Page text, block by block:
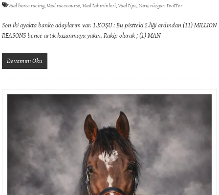
Vaal horse racing,Vaal racecourse,Vaal tahminleri,Vaal tips,Yarış rüzgarı twitter
Son iki ayakta banko adaylarım var. 1.KOŞU : Bu pistteki 2.liği ardından (11) MILLION
REASONS bence artık kazanmaya yakın. Rakip olarak ; (1) MAN
Devamını Oku